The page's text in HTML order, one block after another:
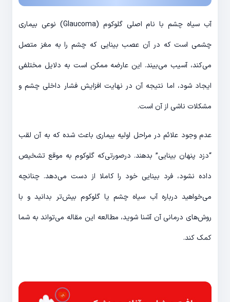
آب سیاه چشم با نام اصلی گلوکوم (Glaucoma) نوعی بیماری
چشمی است که در آن عصب بینایی که چشم را به مغز متصل
می‌کند، آسیب می‌بیند. این عارضه ممکن است به دلایل مختلفی
ایجاد شود، اما نتیجه آن در نهایت افزایش فشار داخلی چشم و
مشکلات ناشی از آن است.
عدم وجود علائم در مراحل اولیه بیماری باعث شده که به آن لقب
“دزد پنهان بینایی” بدهند. درصورتی‌که گلوکوم به موقع تشخیص
داده نشود، فرد بینایی خود را کاملا از دست می‌دهد. چنانچه
می‌خواهید درباره آب سیاه چشم یا گلوکوم بیش‌تر بدانید و با
روش‌های درمانی آن آشنا شوید، مطالعه این مقاله می‌تواند به شما
کمک کند.